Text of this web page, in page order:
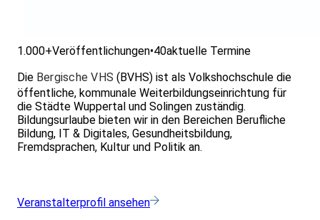
1.000+Veröffentlichungen•40aktuelle Termine
Die Bergische VHS (BVHS) ist als Volkshochschule die
öffentliche, kommunale Weiterbildungseinrichtung für
die Städte Wuppertal und Solingen zuständig.
Bildungsurlaube bieten wir in den Bereichen Berufliche
Bildung, IT & Digitales, Gesundheitsbildung,
Fremdsprachen, Kultur und Politik an.
Veranstalterprofil ansehen